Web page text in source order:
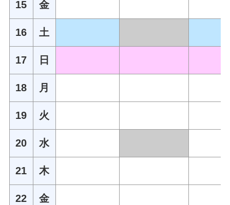
15 金
16 土
17 日
18 月
19 火
20 水
21 木
22 金